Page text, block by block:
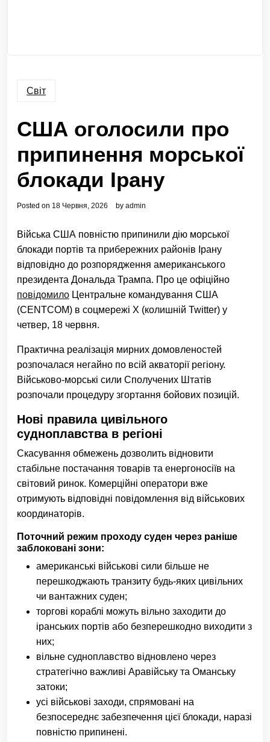
Світ
США оголосили про
припинення морської
блокади Ірану
Posted on 18 Червня, 2026 by admin
Війська США повністю припинили дію морської
блокади портів та прибережних районів Ірану
відповідно до розпорядження американського
президента Дональда Трампа. Про це офіційно
повідомило Центральне командування США
(CENTCOM) в соцмережі Х (колишній Twitter) у
четвер, 18 червня.
Практична реалізація мирних домовленостей
розпочалася негайно по всій акваторії регіону.
Військово-морські сили Сполучених Штатів
розпочали процедуру згортання бойових позицій.
Нові правила цивільного
судноплавства в регіоні
Скасування обмежень дозволить відновити
стабільне постачання товарів та енергоносіїв на
світовий ринок. Комерційні оператори вже
отримують відповідні повідомлення від військових
координаторів.
Поточний режим проходу суден через раніше
заблоковані зони:
американські військові сили більше не
перешкоджають транзиту будь-яких цивільних
чи вантажних суден;
торгові кораблі можуть вільно заходити до
іранських портів або безперешкодно виходити з
них;
вільне судноплавство відновлено через
стратегічно важливі Аравійську та Оманську
затоки;
усі військові заходи, спрямовані на
безпосереднє забезпечення цієї блокади, наразі
повністю припинені.